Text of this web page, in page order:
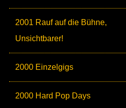
2001 Rauf auf die Bühne,
Unsichtbarer!
2000 Einzelgigs
2000 Hard Pop Days